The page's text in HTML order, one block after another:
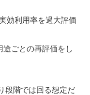
効利用率を過大評価
途ごとの再評価をし
段階では回る想定だ